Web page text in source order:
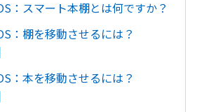
：スマート本棚とは何ですか？
：棚を移動させるには？
：本を移動させるには？